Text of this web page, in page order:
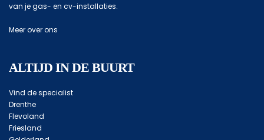
van je gas- en cv-installaties.
Meer over ons
ALTIJD IN DE BUURT
Vind de specialist
Drenthe
Flevoland
Friesland